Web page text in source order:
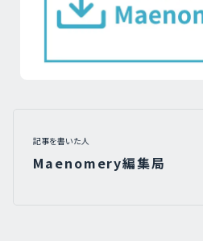
記事を書いた人
Maenomery編集局